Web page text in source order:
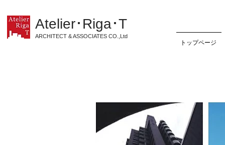
Atelier･Riga･T
ARCHITECT & ASSOCIATES CO.,Ltd
トップページ